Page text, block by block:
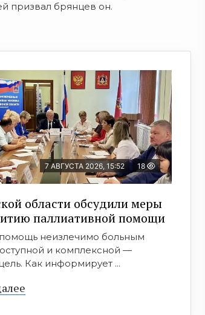
призвал брянцев он.
7 АВГУСТА 2026, 15:52 18
области обсудили меры
паллиативной помощи
неизлечимо больным
и комплексной —
Как информирует ...